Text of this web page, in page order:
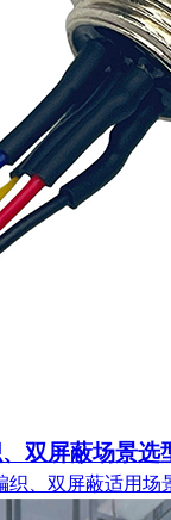
双屏蔽场景选
、双屏蔽适用